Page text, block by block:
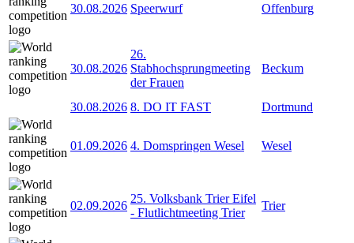
30.08.2026 Speerwurf Offenburg
30.08.2026
26.
Stabhochsprungmeeting
der Frauen
Beckum
30.08.2026 8. DO IT FAST Dortmund
01.09.2026 4. Domspringen Wesel Wesel
02.09.2026
25. Volksbank Trier Eifel
- Flutlichtmeeting Trier
Trier